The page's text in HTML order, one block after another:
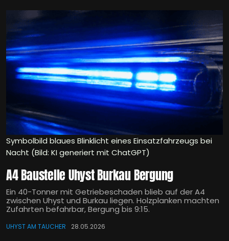
Symbolbild blaues Blinklicht eines Einsatzfahrzeugs bei
Nacht (Bild: KI generiert mit ChatGPT)
A4 Baustelle Uhyst Burkau Bergung
Ein 40-Tonner mit Getriebeschaden blieb auf der A4
zwischen Uhyst und Burkau liegen. Holzplanken machten
Zufahrten befahrbar, Bergung bis 9:15.
UHYST AM TAUCHER 28.05.2026